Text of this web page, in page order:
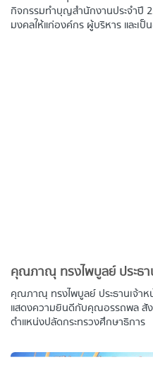
กิจกรรมทำบุญสำนักงานประจำปี
มงคลให้แก่องค์กร ผู้บริหาร และเ
คุณภาณุ ทรงไพบูลย์ ประธานเจ้า
แสดงความยินดีกับคุณอรรถพล สัง
ตำแหน่งปลัดกระทรวงศึกษาธิการ